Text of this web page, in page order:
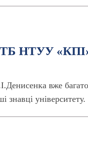
НТУУ
вже багато
знавці університету.